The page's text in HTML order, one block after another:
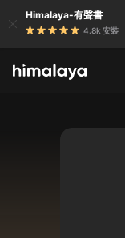
Himalaya-有聲書
4.8k 安裝